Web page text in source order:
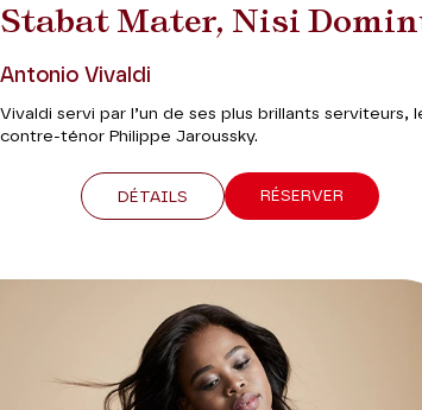
Stabat Mater, Nisi
Antonio Vivaldi
Vivaldi servi par l’un de ses plus brillants serviteurs,
contre-ténor Philippe Jaroussky.
DÉTAILS RÉSERVER